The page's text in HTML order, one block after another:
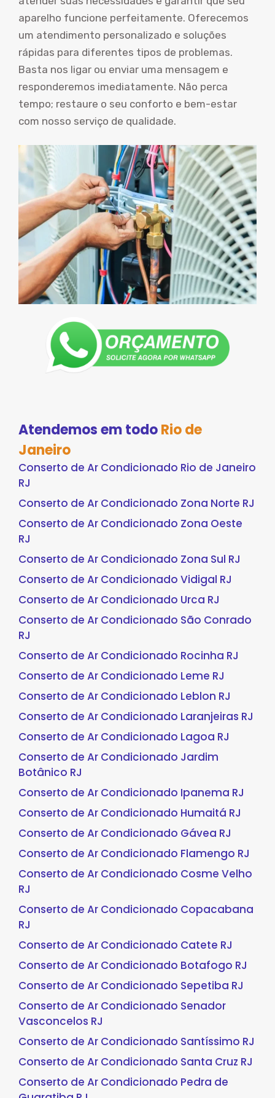
aparelho funcione perfeitamente. Oferecemos
um atendimento personalizado e soluções
rápidas para diferentes tipos de problemas.
Basta nos ligar ou enviar uma mensagem e
responderemos imediatamente. Não perca
tempo; restaure o seu conforto e bem-estar
com nosso serviço de qualidade.
Atendemos em todoRio de
Janeiro
Conserto de Ar Condicionado Rio de Janeiro
RJ
Conserto de Ar Condicionado Zona Norte RJ
Conserto de Ar Condicionado Zona Oeste
RJ
Conserto de Ar Condicionado Zona Sul RJ
Conserto de Ar Condicionado Vidigal RJ
Conserto de Ar Condicionado Urca RJ
Conserto de Ar Condicionado São Conrado
RJ
Conserto de Ar Condicionado Rocinha RJ
Conserto de Ar Condicionado Leme RJ
Conserto de Ar Condicionado Leblon RJ
Conserto de Ar Condicionado Laranjeiras RJ
Conserto de Ar Condicionado Lagoa RJ
Conserto de Ar Condicionado Jardim
Botânico RJ
Conserto de Ar Condicionado Ipanema RJ
Conserto de Ar Condicionado Humaitá RJ
Conserto de Ar Condicionado Gávea RJ
Conserto de Ar Condicionado Flamengo RJ
Conserto de Ar Condicionado Cosme Velho
RJ
Conserto de Ar Condicionado Copacabana
RJ
Conserto de Ar Condicionado Catete RJ
Conserto de Ar Condicionado Botafogo RJ
Conserto de Ar Condicionado Sepetiba RJ
Conserto de Ar Condicionado Senador
Vasconcelos RJ
Conserto de Ar Condicionado Santíssimo RJ
Conserto de Ar Condicionado Santa Cruz RJ
Conserto de Ar Condicionado Pedra de